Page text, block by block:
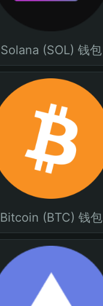
Solana (SOL) 钱包
Bitcoin (BTC) 钱包